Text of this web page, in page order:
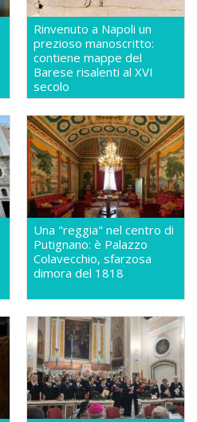
Rinvenuto a Napoli un
prezioso manoscritto:
contiene mappe del
Barese risalenti al XVI
secolo
Una "reggia" nel centro di
Putignano: è Palazzo
Colavecchio, sfarzosa
dimora del 1818